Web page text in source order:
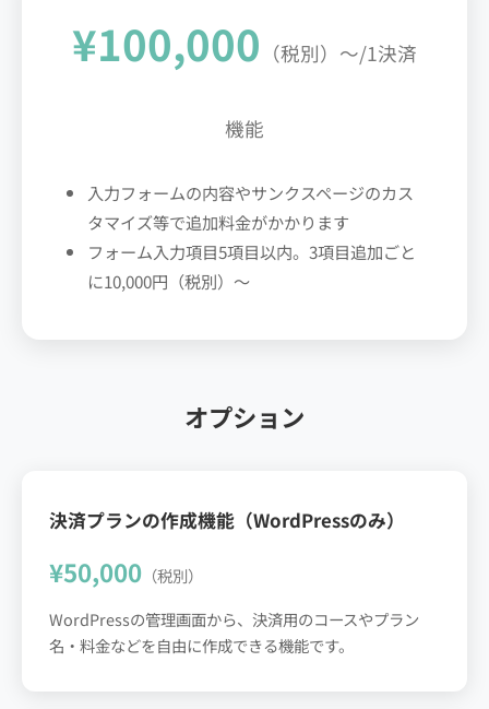
¥100,000 （税別）〜/1決済
機能
入力フォームの内容やサンクスページのカス
タマイズ等で追加料金がかかります
フォーム入力項目5項目以内。3項目追加ごと
に10,000円（税別）〜
オプション
決済プランの作成機能（WordPressのみ）
¥50,000 （税別）
WordPressの管理画面から、決済用のコースやプラン
名・料金などを自由に作成できる機能です。